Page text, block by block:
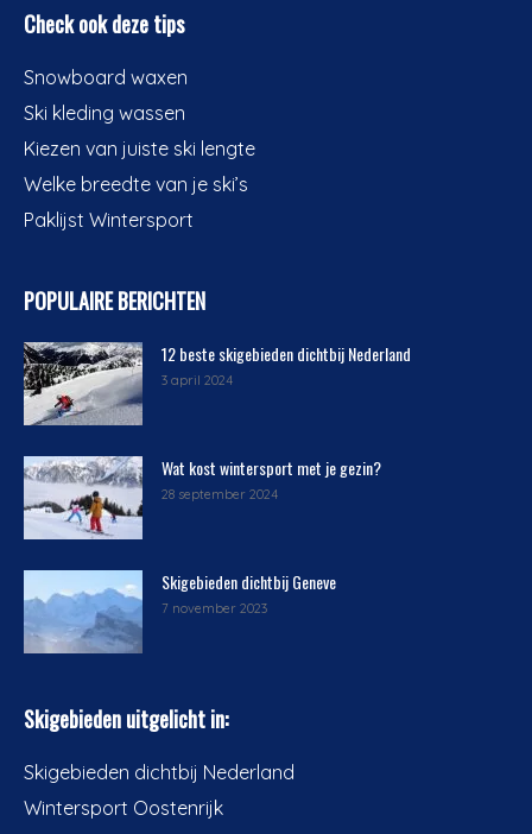
Check ook deze tips
Snowboard waxen
Ski kleding wassen
Kiezen van juiste ski lengte
Welke breedte van je ski’s
Paklijst Wintersport
POPULAIRE BERICHTEN
12 beste skigebieden dichtbij Nederland
3 april 2024
Wat kost wintersport met je gezin?
28 september 2024
Skigebieden dichtbij Geneve
7 november 2023
Skigebieden uitgelicht in:
Skigebieden dichtbij Nederland
Wintersport Oostenrijk